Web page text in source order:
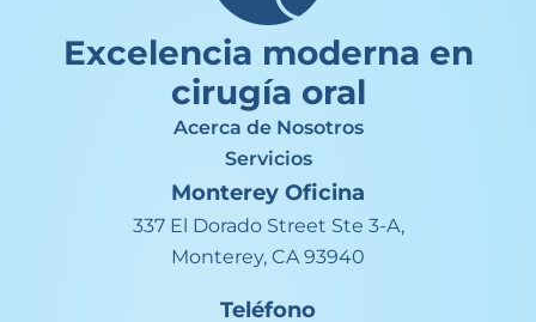
Excelencia moderna en
cirugía oral
Acerca de Nosotros
Servicios
Monterey Oficina
337 El Dorado Street Ste 3-A,
Monterey, CA 93940
Teléfono